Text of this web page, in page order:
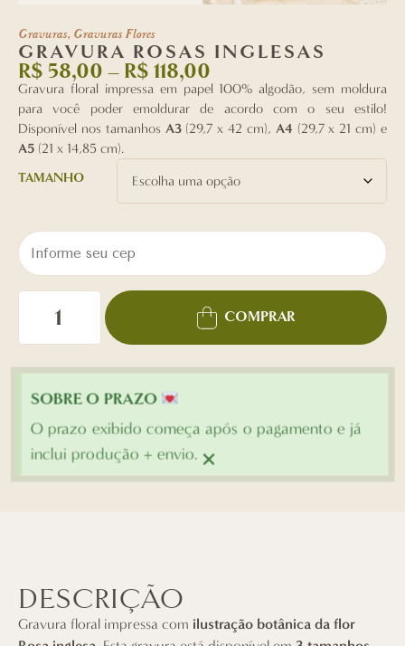
Gravuras, Gravuras Flores
GRAVURA ROSAS INGLESAS
R$ 58,00 – R$ 118,00
Gravura floral impressa em papel 100% algodão, sem moldura
para você poder emoldurar de acordo com o seu estilo!
Disponível nos tamanhos A3(29,7 x 42 cm), A4 (29,7 x 21 cm) e
A5 (21 x 14,85 cm).
TAMANHO
COMPRAR
SOBRE O PRAZO
O prazo exibido começa após o pagamento e já
inclui produção + envio. ×
DESCRIÇÃO
Gravura floral impressa com ilustração botânica da flor